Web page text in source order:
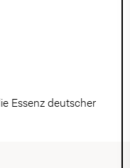
Essenz deutscher